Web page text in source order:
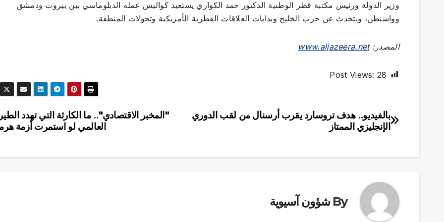
وزير الدولة ورئيس مكتبة قطر الوطنية الدكتور حمد الكواري يستعيد كواليس عمله الدبلوماسي بين بيروت ودمشق
وواشنطن، ويتحدث عن حرب الخليج وبدايات العلاقات القطرية الأمريكية وتحولات المنطقة.
المصدر:www.aljazeera.net
Post Views: 28
تصفّح
"المخبر الاقتصادي".. ما الكارثة التي تهدد
العالمي لو استمرت أزمة
بالفيديو.. هدف تروسارد يقرب أرسنال من لقب الدوري
الإنجليزي الممتاز
By شؤون آسيوية